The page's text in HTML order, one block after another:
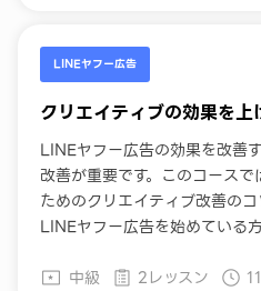
LINEヤフー広告
クリエイティブの効果を上
LINEヤフー広告の効果を改善
改善が重要です。このコース
ためのクリエイティブ改善の
LINEヤフー広告を始めている
中級
2レッスン